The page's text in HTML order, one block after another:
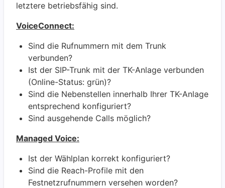
letztere betriebsfähig sind.
VoiceConnect:
Sind die Rufnummern mit dem Trunk
verbunden?
Ist der SIP-Trunk mit der TK-Anlage verbunden
(Online-Status: grün)?
Sind die Nebenstellen innerhalb Ihrer TK-Anlage
entsprechend konfiguriert?
Sind ausgehende Calls möglich?
Managed Voice:
Ist der Wählplan korrekt konfiguriert?
Sind die Reach-Profile mit den
Festnetzrufnummern versehen worden?